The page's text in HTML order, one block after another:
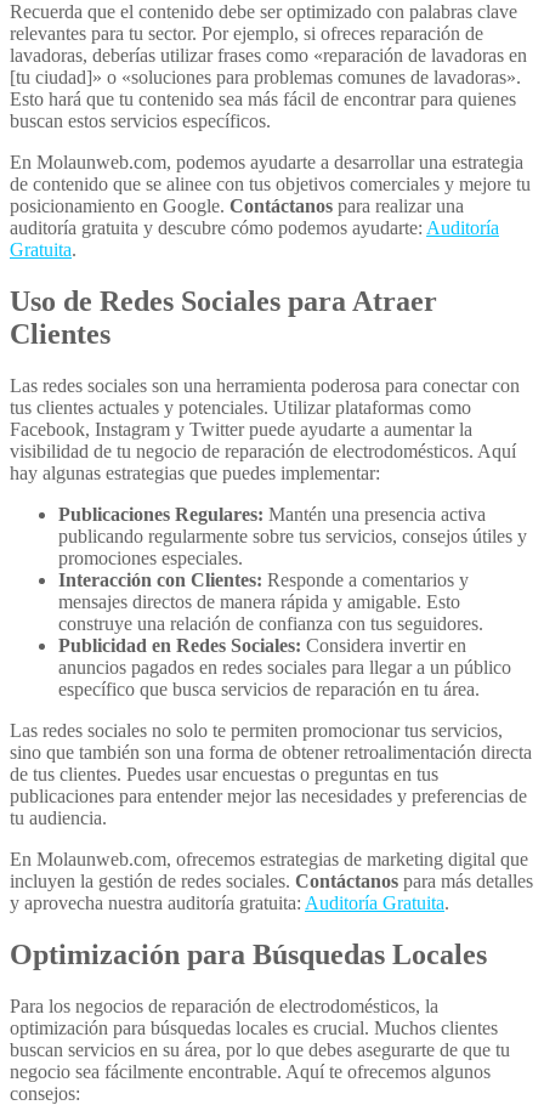
Recuerda que el contenido debe ser optimizado con palabras clave
relevantes para tu sector. Por ejemplo, si ofreces reparación de
lavadoras, deberías utilizar frases como «reparación de lavadoras en
[tu ciudad]» o «soluciones para problemas comunes de lavadoras».
Esto hará que tu contenido sea más fácil de encontrar para quienes
buscan estos servicios específicos.
En Molaunweb.com, podemos ayudarte a desarrollar una estrategia
de contenido que se alinee con tus objetivos comerciales y mejore tu
posicionamiento en Google. Contáctanos para realizar una
auditoría gratuita y descubre cómo podemos ayudarte: Auditoría
Gratuita.
Uso de Redes Sociales para Atraer
Clientes
Las redes sociales son una herramienta poderosa para conectar con
tus clientes actuales y potenciales. Utilizar plataformas como
Facebook, Instagram y Twitter puede ayudarte a aumentar la
visibilidad de tu negocio de reparación de electrodomésticos. Aquí
hay algunas estrategias que puedes implementar:
Publicaciones Regulares: Mantén una presencia activa
publicando regularmente sobre tus servicios, consejos útiles y
promociones especiales.
Interacción con Clientes: Responde a comentarios y
mensajes directos de manera rápida y amigable. Esto
construye una relación de confianza con tus seguidores.
Publicidad en Redes Sociales: Considera invertir en
anuncios pagados en redes sociales para llegar a un público
específico que busca servicios de reparación en tu área.
Las redes sociales no solo te permiten promocionar tus servicios,
sino que también son una forma de obtener retroalimentación directa
de tus clientes. Puedes usar encuestas o preguntas en tus
publicaciones para entender mejor las necesidades y preferencias de
tu audiencia.
En Molaunweb.com, ofrecemos estrategias de marketing digital que
incluyen la gestión de redes sociales. Contáctanos para más detalles
y aprovecha nuestra auditoría gratuita: Auditoría Gratuita.
Optimización para Búsquedas Locales
Para los negocios de reparación de electrodomésticos, la
optimización para búsquedas locales es crucial. Muchos clientes
buscan servicios en su área, por lo que debes asegurarte de que tu
negocio sea fácilmente encontrable. Aquí te ofrecemos algunos
consejos: